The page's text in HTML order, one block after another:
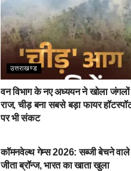
उत्तराखण्ड
वन विभाग के नए अध्ययन ने खोला
राज, चीड़ बना सबसे बड़ा फायर
पर भी संकट
कॉमनवेल्थ गेम्स 2026: सब्जी बेचने
जीता ब्रॉन्ज, भारत का खाता खुला